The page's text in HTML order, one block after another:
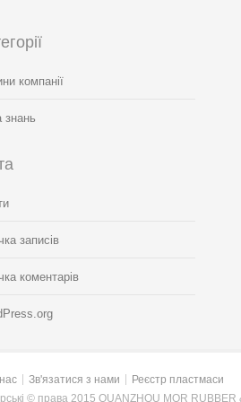
компанії
знань
записів
коментарів
Зв'язатися з нами
Реєстр пластмаси
© права 2015 QUANZHOU MOR RUBBER